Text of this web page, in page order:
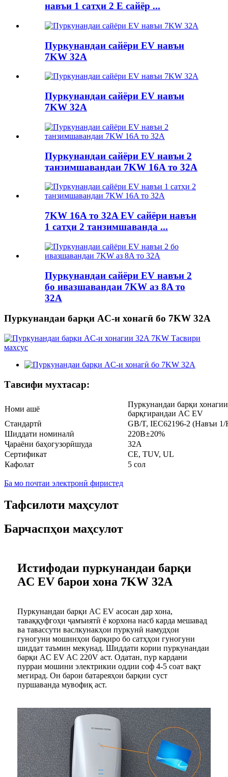
навъи 1 сатҳи 2 E сайёр ...
Пуркунандаи сайёри EV навъи
7KW 32A
Пуркунандаи сайёри EV навъи
7KW 32A
Пуркунандаи сайёри EV навъи 2
танзимшавандаи 7KW 16A то 32A
7KW 16A то 32A EV сайёри навъи
1 сатҳи 2 танзимшаванда ...
Пуркунандаи сайёри EV навъи 2
бо ивазшавандаи 7KW аз 8A то
32A
Пуркунандаи барқи AC-и хонагӣ бо 7KW 32A
Тавсифи мухтасар:
Номи ашё
Пуркунандаи барқи
барқгирандаи AC EV
Стандартӣ
GB/T, IEC62196-2 (Навъи
Шиддати номиналӣ
220В±20%
Ҷараёни баҳогузорӣшуда
32A
Сертификат
CE, TUV, UL
Кафолат
5 сол
Ба мо почтаи электронӣ фиристед
Тафсилоти маҳсулот
Барчаспҳои маҳсулот
Истифодаи пуркунандаи барқи
AC EV барои хона 7KW 32A
Пуркунандаи барқи AC EV асосан дар хона,
таваққуфгоҳи ҷамъиятӣ ё корхона насб карда мешавад
ва тавассути васлкунакҳои пуркунӣ намудҳои
гуногуни мошинҳои барқиро бо сатҳҳои гуногуни
шиддат таъмин мекунад. Шиддати кории пуркунандаи
барқи AC EV AC 220V аст. Одатан, пур кардани
пурраи мошини электрикии оддии соф 4-5 соат вақт
мегирад. Он барои батареяҳои барқии суст
пуршаванда мувофиқ аст.